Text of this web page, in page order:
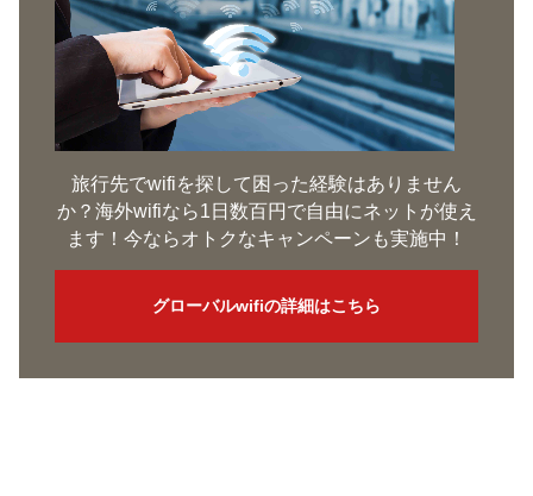
旅行先でwifiを探して困った経験はありません
か？海外wifiなら1日数百円で自由にネットが使え
ます！今ならオトクなキャンペーンも実施中！
グローバルwifiの詳細はこちら